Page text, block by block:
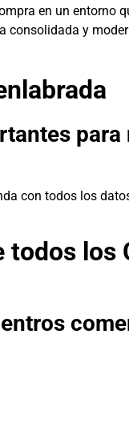
en un entorno
y
con todos los
los